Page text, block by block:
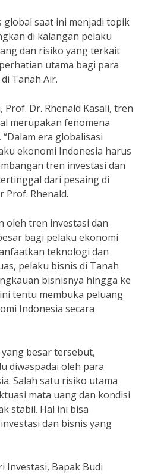
global saat ini menjadi topik
di kalangan pelaku
dan risiko yang terkait
utama bagi para
Tanah Air.
Dr. Rhenald Kasali, tren
merupakan fenomena
era globalisasi
ekonomi Indonesia harus
tren investasi dan
dari pesaing di
Prof. Rhenald.
oleh tren investasi dan
bagi pelaku ekonomi
teknologi dan
pelaku bisnis di Tanah
bisnisnya hingga ke
tentu membuka peluang
Indonesia secara
besar tersebut,
diwaspadai oleh para
Salah satu risiko utama
mata uang dan kondisi
stabil. Hal ini bisa
dan bisnis yang
Investasi, Bapak Budi